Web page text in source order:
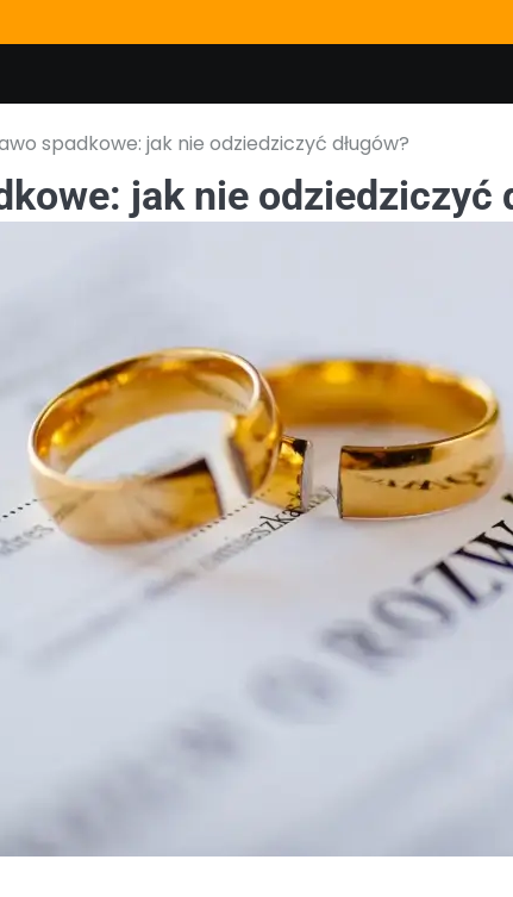
spadkowe: jak nie odziedziczyć długów?
jak nie odziedziczyć